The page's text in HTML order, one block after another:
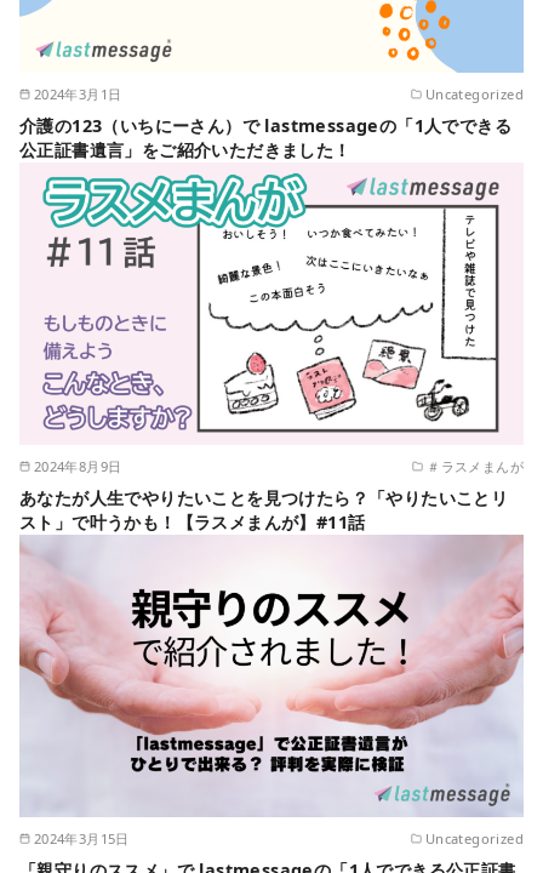
2024年3月1日 Uncategorized
介護の123（いちにーさん）で lastmessageの「1人でできる
公正証書遺言」をご紹介いただきました！
2024年8月9日 ＃ラスメまんが
あなたが人生でやりたいことを見つけたら？「やりたいことリ
スト」で叶うかも！【ラスメまんが】#11話
2024年3月15日 Uncategorized